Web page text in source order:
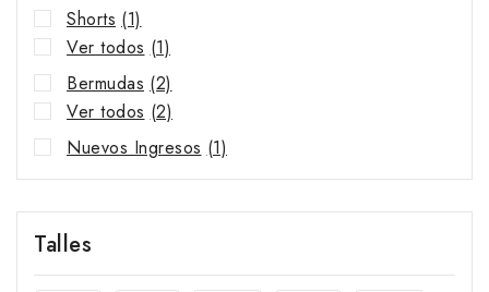
Shorts (1)
Ver todos (1)
Bermudas (2)
Ver todos (2)
Nuevos Ingresos (1)
Talles